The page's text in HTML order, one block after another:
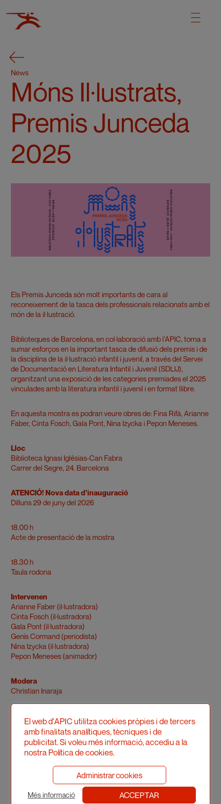
News
Móns Il·lustrats,
Premis Junceda
2025
Els Premis Junceda són molt importants de cara al
reconeixement de la tasca dels professionals relacionats amb el
món de la il·lustració.
Biblioteques de Barcelona, en col·laboració amb l’APIC, torna a
sumar esforços en la important tasca de difusió dels premis i de
la disciplina de la il·lustració infantil i juvenil, a través del Servei
de Documentació en Literatura Infantil i Juvenil (SDLIJ),
organitzant una exposició de les categories premiades el 2025
vinculades amb la literatura infantil i juvenil i en format llibre.
En aquesta mostra es podran veure obres de: Fina Rifà, Arianne
Faber, Cinta Fosch, Gala Pont, Nina Izycka i Pepon Meneses.
Lloc
Biblioteca Ignasi Iglésias-Can Fabra
Carrer del Segre, 24. Barcelona
ATENCIÓ! Nova data d’inauguració
Dilluns 29 de juny del 2026
18.00 h
Acte de presentació de la mostra
18.30 h
Taula rodona
Intervenen
Arianne Faber (il·lustradora)
Cinta Fosch (il·lustradora)
Gala Pont (il·lustradora)
Genís Cormand (periodista)
Nina Izycka (il·lustradora)
Pepon Meneses (animador)
Modera
Christian Inaraja
Més informació
El web d'APIC utilitza cookies pròpies i de tercers
amb finalitats analítiques, tècniques i de
publicitat. Si voleu més informació, accediu a la
nostra Política de cookies.
Administrar cookies
Més informació ACCEPTAR